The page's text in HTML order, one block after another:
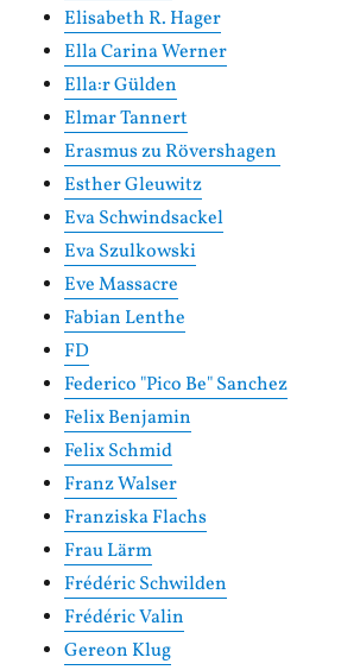
Elisabeth R. Hager
Ella Carina Werner
Ella:r Gülden
Elmar Tannert
Erasmus zu Rövershagen
Esther Gleuwitz
Eva Schwindsackel
Eva Szulkowski
Eve Massacre
Fabian Lenthe
FD
Federico "Pico Be" Sanchez
Felix Benjamin
Felix Schmid
Franz Walser
Franziska Flachs
Frau Lärm
Frédéric Schwilden
Frédéric Valin
Gereon Klug